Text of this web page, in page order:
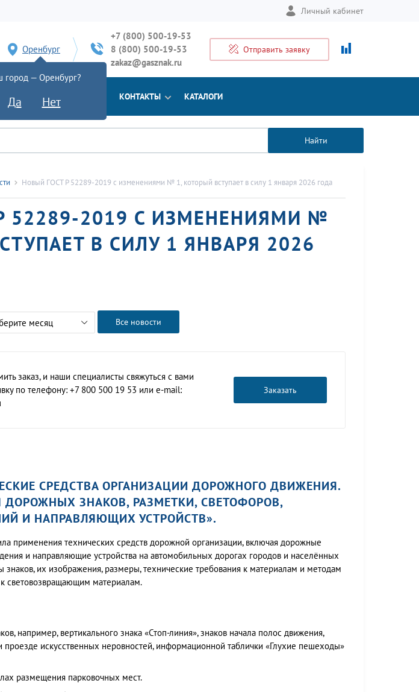
Личный кабинет
Оренбург
город — Оренбург?
Да Нет
+7 (800) 500-19-53
8 (800) 500-19-53
zakaz@gasznak.ru
Отправить заявку
ДОКУМЕНТЫ КОНТАКТЫ КАТАЛОГИ
Найти
Новый ГОСТ Р 52289-2019 с изменениями № 1, который вступает в силу 1 января 2026 года
52289-2019 С ИЗМЕНЕНИЯМИ №
В СИЛУ 1 ЯНВАРЯ 2026
месяц Все новости
заказ, и наши специалисты свяжуться с вами
по телефону: +7 800 500 19 53 или e-mail:
Заказать
СРЕДСТВА ОРГАНИЗАЦИИ ДОРОЖНОГО ДВИЖЕНИЯ.
ДОРОЖНЫХ ЗНАКОВ, РАЗМЕТКИ, СВЕТОФОРОВ,
И НАПРАВЛЯЮЩИХ УСТРОЙСТВ».
применения технических средств дорожной организации, включая дорожные
и направляющие устройства на автомобильных дорогах городов и населённых
их изображения, размеры, технические требования к материалам и методам
к световозвращающим материалам.
например, вертикального знака «Стоп-линия», знаков начала полос движения,
проезде искусственных неровностей, информационной таблички «Глухие пешеходы»
размещения парковочных мест.